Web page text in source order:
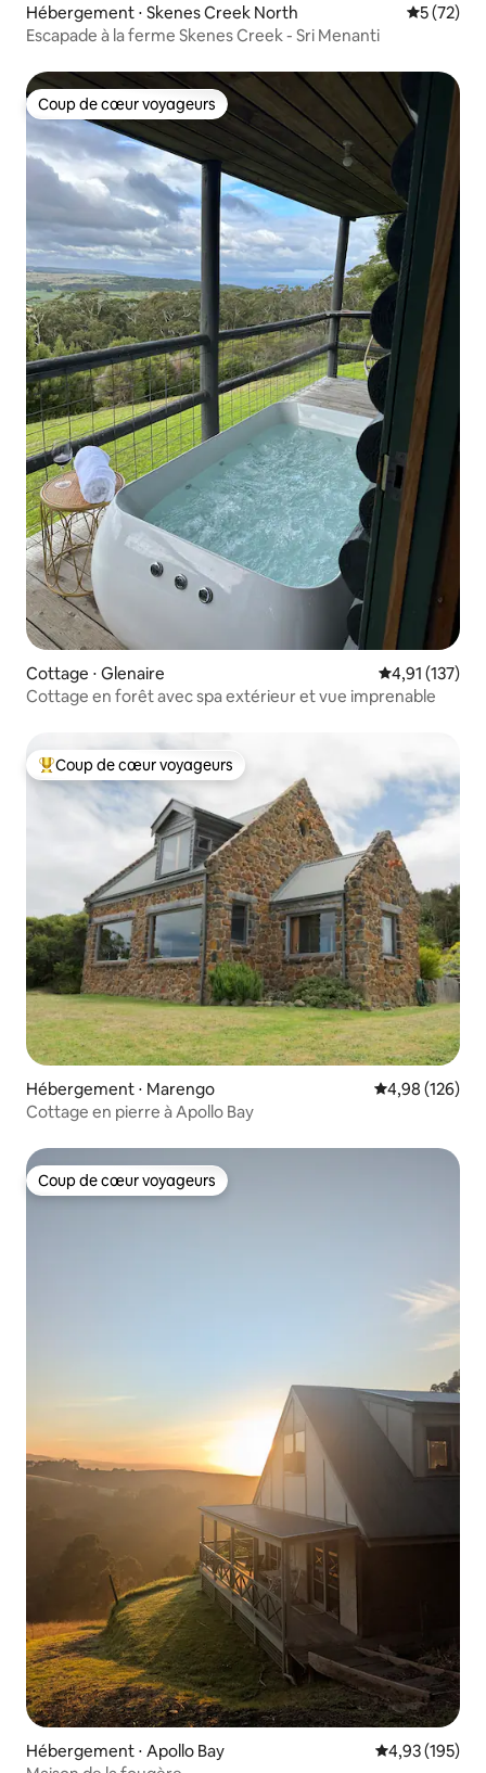
Hébergement ⋅ Skenes Creek North
5 (72)
Escapade à la ferme Skenes Creek - Sri Menanti
Coup de cœur voyageurs
Coup de cœur voyageurs
Cottage ⋅ Glenaire Évaluation
4,91 (137)
Cottage en forêt avec spa extérieur et vue imprenable
Coups de cœur voyageurs les plus appréciés
Coup de cœur voyageurs
Hébergement ⋅ Marengo Évaluation
4,98 (126)
Cottage en pierre à Apollo Bay
Coup de cœur voyageurs
Coup de cœur voyageurs
Hébergement ⋅ Apollo Bay Évaluation
4,93 (195)